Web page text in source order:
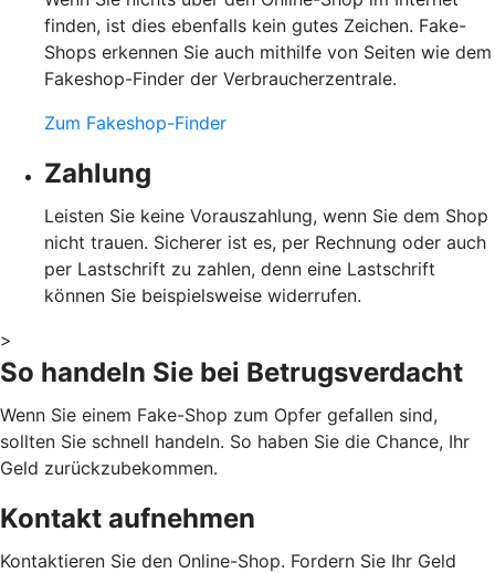
finden, ist dies ebenfalls kein gutes Zeichen. Fake-
Shops erkennen Sie auch mithilfe von Seiten wie dem
Fakeshop-Finder der Verbraucherzentrale.
Zum Fakeshop-Finder
Zahlung
Leisten Sie keine Vorauszahlung, wenn Sie dem Shop
nicht trauen. Sicherer ist es, per Rechnung oder auch
per Lastschrift zu zahlen, denn eine Lastschrift
können Sie beispielsweise widerrufen.
>
So handeln Sie bei Betrugsverdacht
Wenn Sie einem Fake-Shop zum Opfer gefallen sind,
sollten Sie schnell handeln. So haben Sie die Chance, Ihr
Geld zurückzubekommen.
Kontakt aufnehmen
Kontaktieren Sie den Online-Shop. Fordern Sie Ihr Geld